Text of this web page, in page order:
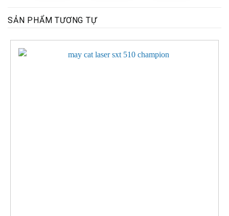
SẢN PHẨM TƯƠNG TỰ